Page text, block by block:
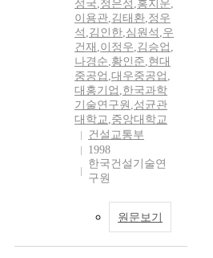
성국,정은성 ,홍지운,
이용관,김태환,정우
석 ,김인한,심원석 ,우
건재 ,이정우,김승업 ,
나경순,황인준,현대
중공업 ,대우중공업 ,
대홍기업 ,한국과학
기술연구원 ,성균관
대학교,중앙대학교
건설교통부
1998
한국건설기술연
구원
원문보기